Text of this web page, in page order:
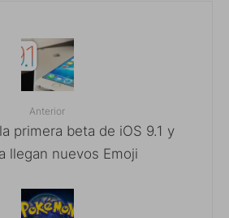
Anterior
primera beta de iOS 9.1 y
llegan nuevos Emoji